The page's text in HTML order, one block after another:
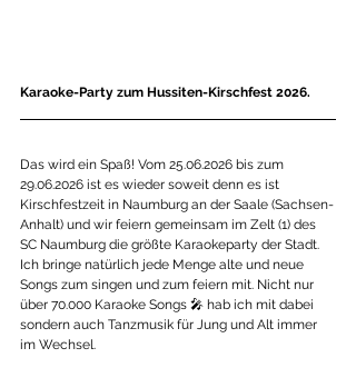
Karaoke-Party zum Hussiten-Kirschfest 2026.
Das wird ein Spaß! Vom 25.06.2026 bis zum
29.06.2026 ist es wieder soweit denn es ist
Kirschfestzeit in Naumburg an der Saale (Sachsen-
Anhalt) und wir feiern gemeinsam im Zelt (1) des
SC Naumburg die größte Karaokeparty der Stadt.
Ich bringe natürlich jede Menge alte und neue
Songs zum singen und zum feiern mit. Nicht nur
über 70.000 Karaoke Songs 🎤 hab ich mit dabei
sondern auch Tanzmusik für Jung und Alt immer
im Wechsel.